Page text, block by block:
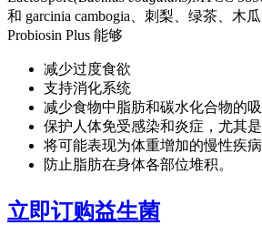
和 garcinia cambogia、刺梨、绿茶、木
Probiosin Plus 能够
减少过度食欲
支持消化系统
减少食物中脂肪和碳水化合物的吸
保护人体免受感染和炎症，尤其
将可能表现为体重增加的慢性疾
防止脂肪在身体各部位堆积。
立即订购益生菌